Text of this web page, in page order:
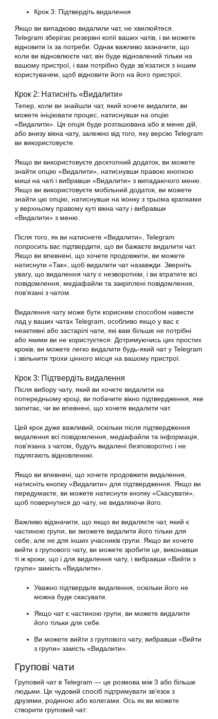
Крок 3: Підтвердіть видалення
Якщо ви випадково видалили чат, не хвилюйтеся.
Telegram зберігає резервні копії ваших чатів, і ви можете
відновити їх за потреби. Однак важливо зазначити, що
коли ви відновлюєте чат, він буде відновлений тільки на
вашому пристрої, і вам потрібно буде зв’язатися з іншим
користувачем, щоб відновити його на його пристрої.
Крок 2: Натисніть «Видалити»
Тепер, коли ви знайшли чат, який хочете видалити, ви
можете ініціювати процес, натиснувши на опцію
«Видалити». Ця опція буде розташована або в меню дій,
або внизу вікна чату, залежно від того, яку версію Telegram
ви використовуєте.
Якщо ви використовуєте десктопний додаток, ви можете
знайти опцію «Видалити», натиснувши правою кнопкою
миші на чаті і вибравши «Видалити» з випадаючого меню.
Якщо ви використовуєте мобільний додаток, ви можете
знайти цю опцію, натиснувши на іконку з трьома крапками
у верхньому правому куті вікна чату і вибравши
«Видалити» з меню.
Після того, як ви натиснете «Видалити», Telegram
попросить вас підтвердити, що ви бажаєте видалити чат.
Якщо ви впевнені, що хочете продовжити, ви можете
натиснути «Так», щоб видалити чат назавжди. Зверніть
увагу, що видалення чату є незворотнім, і ви втратите всі
повідомлення, медіафайли та закріплені повідомлення,
пов’язані з чатом.
Видалення чату може бути корисним способом навести
лад у ваших чатах Telegram, особливо якщо у вас є
неактивні або застарілі чати, які вам більше не потрібні
або якими ви не користуєтеся. Дотримуючись цих простих
кроків, ви можете легко видалити будь-який чат у Telegram
і звільнити трохи цінного місця на вашому пристрої.
Крок 3: Підтвердіть видалення
Після вибору чату, який ви хочете видалити на
попередньому кроці, ви побачите вікно підтвердження, яке
запитає, чи ви впевнені, що хочете видалити чат.
Цей крок дуже важливий, оскільки після підтвердження
видалення всі повідомлення, медіафайли та інформація,
пов’язана з чатом, будуть видалені безповоротно і не
підлягають відновленню.
Якщо ви впевнені, що хочете продовжити видалення,
натисніть кнопку «Видалити» для підтвердження. Якщо ви
передумаєте, ви можете натиснути кнопку «Скасувати»,
щоб повернутися до чату, не видаляючи його.
Важливо відзначити, що якщо ви видаляєте чат, який є
частиною групи, ви зможете видалити його тільки для
себе, але не для інших учасників групи. Якщо ви хочете
вийти з групового чату, ви можете зробити це, виконавши
ті ж кроки, що і для видалення чату, і вибравши «Вийти з
групи» замість «Видалити».
Уважно підтвердьте видалення, оскільки його не
можна буде скасувати.
Якщо чат є частиною групи, ви можете видалити
його тільки для себе.
Ви можете вийти з групового чату, вибравши «Вийти
з групи» замість «Видалити».
Групові чати
Груповий чат в Telegram — це розмова між 3 або більше
людьми. Це чудовий спосіб підтримувати зв’язок з
друзями, родиною або колегами. Ось як ви можете
створити груповий чат: